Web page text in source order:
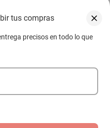
tus compras
precisos en todo lo que